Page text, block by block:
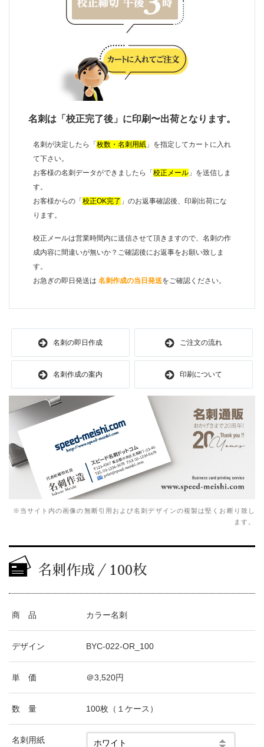
名刺は「校正完了後」に印刷〜出荷となります。
名刺が決定したら「枚数・名刺用紙 」を指定してカートに入れ
て下さい。
お客様の名刺データができましたら「校正メール 」を送信しま
す。
お客様からの「校正OK完了 」のお返事確認後、印刷出荷にな
ります。
校正メールは営業時間内に送信させて頂きますので、名刺の作
成内容に間違いが無いか？ご確認後にお返事をお願い致しま
す。
お急ぎの即日発送は 名刺作成の当日発送をご確認ください。
名刺の即日作成 ご注文の流れ
名刺作成の案内 印刷について
※当サイト内の画像の無断引用および名刺デザインの複製は堅くお断り致し
ます。
名刺作成／100枚
商 品 カラー名刺
デザイン BYC-022-OR_100
単 価 ＠3,520円
数 量 100枚（１ケース）
名刺用紙